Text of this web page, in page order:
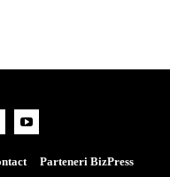
Parteneri BizPress